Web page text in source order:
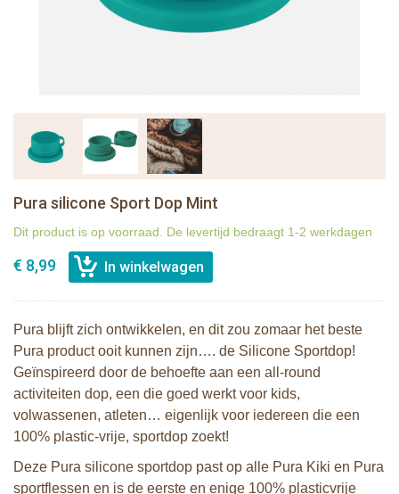
Pura silicone Sport Dop Mint
Dit product is op voorraad. De levertijd bedraagt 1-2 werkdagen
€ 8,99
Pura blijft zich ontwikkelen, en dit zou zomaar het beste
Pura product ooit kunnen zijn…. de Silicone Sportdop!
Geïnspireerd door de behoefte aan een all-round
activiteiten dop, een die goed werkt voor kids,
volwassenen, atleten… eigenlijk voor iedereen die een
100% plastic-vrije, sportdop zoekt!
Deze Pura silicone sportdop past op alle Pura Kiki en Pura
sportflessen en is de eerste en enige 100% plasticvrije